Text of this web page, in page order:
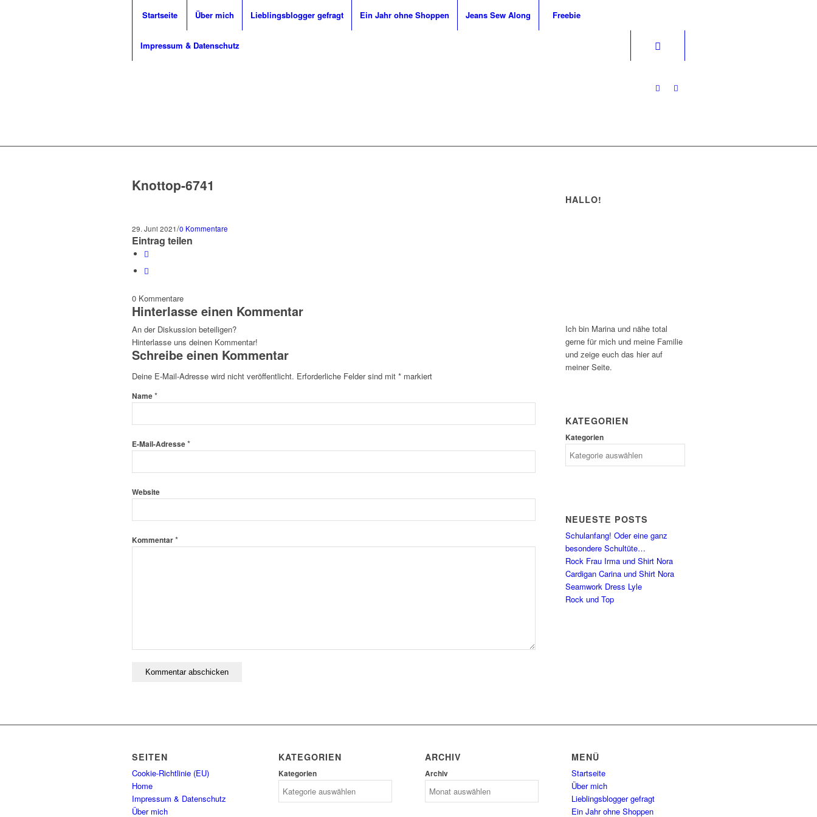
Startseite Über mich Lieblingsblogger gefragt Ein Jahr ohne Shoppen Jeans Sew Along Freebie
Impressum & Datenschutz
Knottop-6741
29. Juni 2021/0 Kommentare
Eintrag teilen
0 Kommentare
Hinterlasse einen Kommentar
An der Diskussion beteiligen?
Hinterlasse uns deinen Kommentar!
Schreibe einen Kommentar
Deine E-Mail-Adresse wird nicht veröffentlicht. Erforderliche Felder sind mit * markiert
Name*
E-Mail-Adresse*
Website
Kommentar*
HALLO!
Ich bin Marina und nähe total
gerne für mich und meine Familie
und zeige euch das hier auf
meiner Seite.
KATEGORIEN
Kategorien
NEUESTE POSTS
Schulanfang! Oder eine ganz
besondere Schultüte…
Rock Frau Irma und Shirt Nora
Cardigan Carina und Shirt Nora
Seamwork Dress Lyle
Rock und Top
SEITEN
Cookie-Richtlinie (EU)
Home
Impressum & Datenschutz
Über mich
KATEGORIEN
Kategorien
ARCHIV
Archiv
MENÜ
Startseite
Über mich
Lieblingsblogger gefragt
Ein Jahr ohne Shoppen